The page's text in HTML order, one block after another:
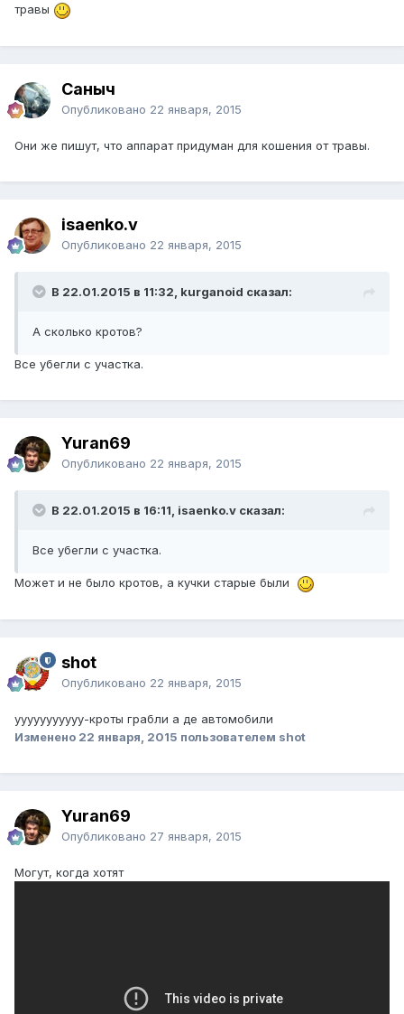
травы
Саныч
Опубликовано 22 января, 2015
Они же пишут, что аппарат придуман для кошения от травы.
isaenko.v
Опубликовано 22 января, 2015
В 22.01.2015 в 11:32, kurganoid сказал:
А сколько кротов?
Все убегли с участка.
Yuran69
Опубликовано 22 января, 2015
В 22.01.2015 в 16:11, isaenko.v сказал:
Все убегли с участка.
Может и не было кротов, а кучки старые были
shot
Опубликовано 22 января, 2015
ууууууууууу-кроты грабли а де автомобили
Изменено 22 января, 2015 пользователем shot
Yuran69
Опубликовано 27 января, 2015
Могут, когда хотят